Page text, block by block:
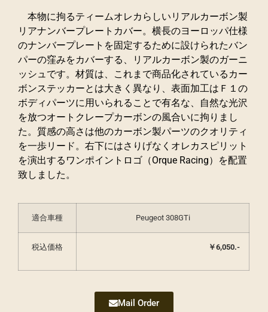
本物に拘るティームオレカらしいリアルカーボン製
リアナンバープレートカバー。横長のヨーロッパ仕様
のナンバープレートを固定するために設けられたバン
パーの窪みをカバーする、リアルカーボン製のガーニ
ッシュです。材質は、これまで商品化されているカー
ボンステッカーとは大きく異なり、表面加工はＦ１の
ボディパーツに用いられることで有名な、自然な光沢
を放つオートクレープカーボンの風合いに拘りまし
た。質感の高さは他のカーボン製パーツのクオリティ
を一歩リード。右下にはさりげなくオレカスピリット
を演出するワンポイントロゴ（Orque Racing）を配置
致しました。
適合車種 Peugeot 308GTi
税込価格 ￥6,050.-
Mail Order